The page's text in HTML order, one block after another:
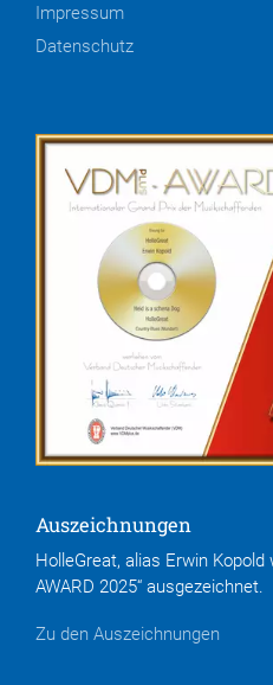
Impressum
Datenschutz
Auszeichnungen
HolleGreat, alias Erwin Kopold
AWARD 2025“ ausgezeichnet.
Zu den Auszeichnungen